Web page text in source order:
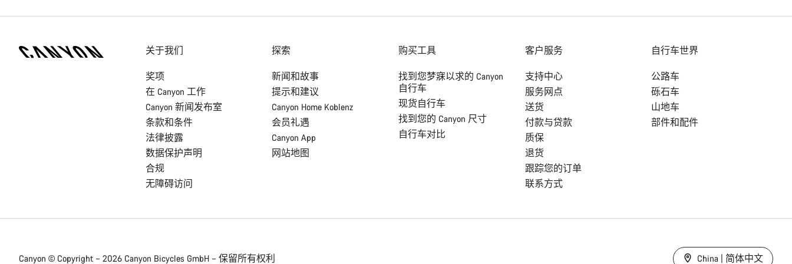
关于我们
奖项
在 Canyon 工作
Canyon 新闻发布室
条款和条件
法律披露
数据保护声明
合规
无障碍访问
探索
新闻和故事
提示和建议
Canyon Home Koblenz
会员礼遇
Canyon App
网站地图
购买工具
找到您梦寐以求的 Canyon
自行车
现货自行车
找到您的 Canyon 尺寸
自行车对比
客户服务
支持中心
服务网点
送货
付款与贷款
质保
退货
跟踪您的订单
联系方式
自行车世界
公路车
砾石车
山地车
部件和配件
Canyon © Copyright – 2026 Canyon Bicycles GmbH – 保留所有权利 China | 简体中文